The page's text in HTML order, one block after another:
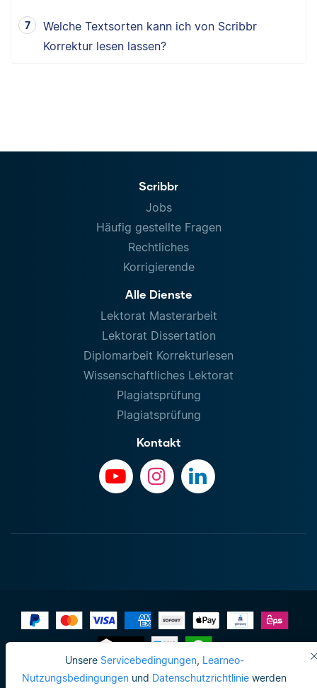
Unsere Servicebedingungen, Learneo-
Nutzungsbedingungen und Datenschutzrichtlinie werden
Welche Textsorten kann ich von Scribbr
Korrektur lesen lassen?
Scribbr
Jobs
Häufig gestellte Fragen
Rechtliches
Korrigierende
Alle Dienste
Lektorat Masterarbeit
Lektorat Dissertation
Diplomarbeit Korrekturlesen
Wissenschaftliches Lektorat
Plagiatsprüfung
Plagiatsprüfung
Kontakt
Impressum